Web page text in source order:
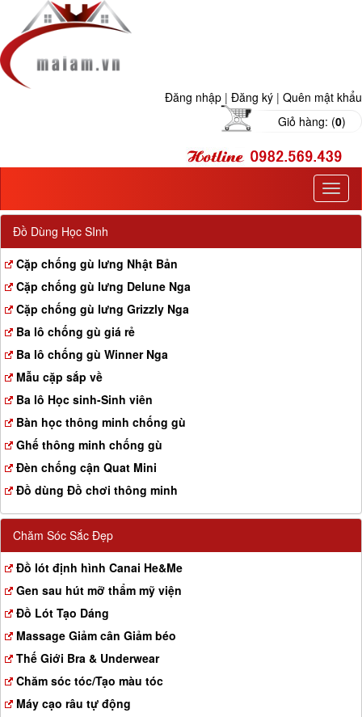
Đăng nhập | Đăng ký | Quên mật khẩu
Giỏ hàng: (0)
T
o
Đồ Dùng Học SInh
Cặp chống gù lưng Nhật Bản
Cặp chống gù lưng Delune Nga
Cặp chống gù lưng Grizzly Nga
Ba lô chống gù giá rẻ
Ba lô chống gù Winner Nga
Mẫu cặp sắp về
Ba lô Học sinh-Sinh viên
Bàn học thông minh chống gù
Ghế thông minh chống gù
Đèn chống cận Quat Mini
Đồ dùng Đồ chơi thông minh
Chăm Sóc Sắc Đẹp
Đồ lót định hình Canai He&Me
Gen sau hút mỡ thẩm mỹ viện
Đồ Lót Tạo Dáng
Massage Giảm cân Giảm béo
Thế Giới Bra & Underwear
Chăm sóc tóc/Tạo màu tóc
Máy cạo râu tự động